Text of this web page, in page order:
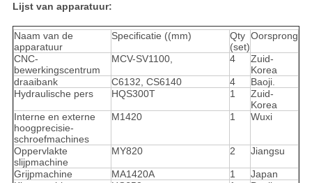
Lijst van apparatuur:
Naam van de
apparatuur
Specificatie ((mm)
Qty
(set)
Oorsprong
CNC-
bewerkingscentrum
MCV-SV1100, 4
Zuid-
Korea
draaibank
C6132, CS6140 4
Baoji.
Hydraulische pers
HQS300T 1
Zuid-
Korea
Interne en externe
hoogprecisie-
schroefmachines
M1420 1 Wuxi
Oppervlakte
slijpmachine
MY820 2 Jiangsu
Grijpmachine MA1420A 1
Japan